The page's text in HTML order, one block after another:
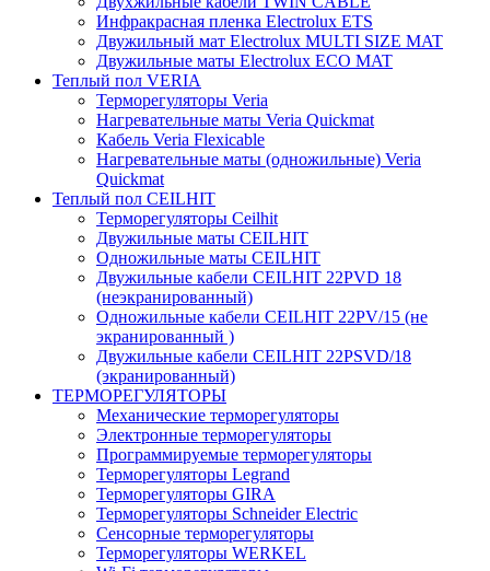
Инфракрасная пленка Electrolux ETS
Двужильный мат Electrolux MULTI SIZE MAT
Двужильные маты Electrolux ECO MAT
Теплый пол VERIA
Терморегуляторы Veria
Нагревательные маты Veria Quickmat
Кабель Veria Flexicable
Нагревательные маты (одножильные) Veria
Quickmat
Теплый пол CEILHIT
Терморегуляторы Ceilhit
Двужильные маты CEILHIT
Одножильные маты CEILHIT
Двужильные кабели CEILHIT 22PVD 18
(неэкранированный)
Одножильные кабели CEILHIT 22PV/15 (не
экранированный )
Двужильные кабели CEILHIT 22PSVD/18
(экранированный)
ТЕРМОРЕГУЛЯТОРЫ
Механические терморегуляторы
Электронные терморегуляторы
Программируемые терморегуляторы
Терморегуляторы Legrand
Терморегуляторы GIRA
Терморегуляторы Schneider Electric
Сенсорные терморегуляторы
Терморегуляторы WERKEL